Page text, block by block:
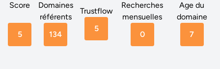
Score
5
Domaines
référents
134
Trustflow
5
Recherches
mensuelles
0
Age du
domaine
7